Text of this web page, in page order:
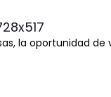
la oportunidad